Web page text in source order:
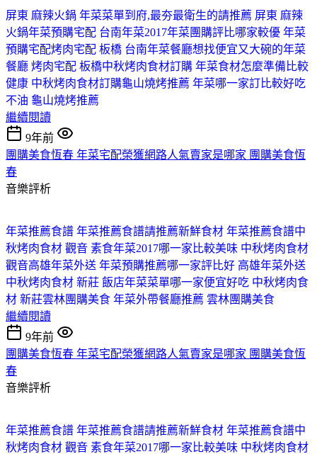
屏東 麻辣火鍋 年菜菜單到府,最夯最衛生的請推薦 屏東 麻辣
火鍋年菜預購宅配 台南年菜2017年菜團購評比哪家較優 年菜
預購宅配烤肉宅配 板橋 台南年菜餐廳想找便宜又大碗的年菜
餐廳 烤肉宅配 板橋中秋烤肉食材訂購 年菜食材怎麼準備比較
健康 中秋烤肉食材訂購龜山燒烤推薦 年菜哪一家訂比較好吃
不油 龜山燒烤推薦
繼續閱讀
9年前
團購美食恆春 年菜宅配榮獲網路人氣賣家是哪家 團購美食恆
春
音樂評析
年菜推薦食譜 年菜推薦食譜請推薦新鮮食材 年菜推薦食譜中
秋烤肉食材 觀音 素食年菜2017哪一家比較美味 中秋烤肉食材
觀音高雄年菜外送 年菜預購推薦哪一家評比好 高雄年菜外送
中秋烤肉食材 新莊 飯店年菜菜單哪一家便宜好吃 中秋烤肉食
材 新莊雲林團購美食 年菜外帶餐廳推薦 雲林團購美食
繼續閱讀
9年前
團購美食恆春 年菜宅配榮獲網路人氣賣家是哪家 團購美食恆
春
音樂評析
年菜推薦食譜 年菜推薦食譜請推薦新鮮食材 年菜推薦食譜中
秋烤肉食材 觀音 素食年菜2017哪一家比較美味 中秋烤肉食材